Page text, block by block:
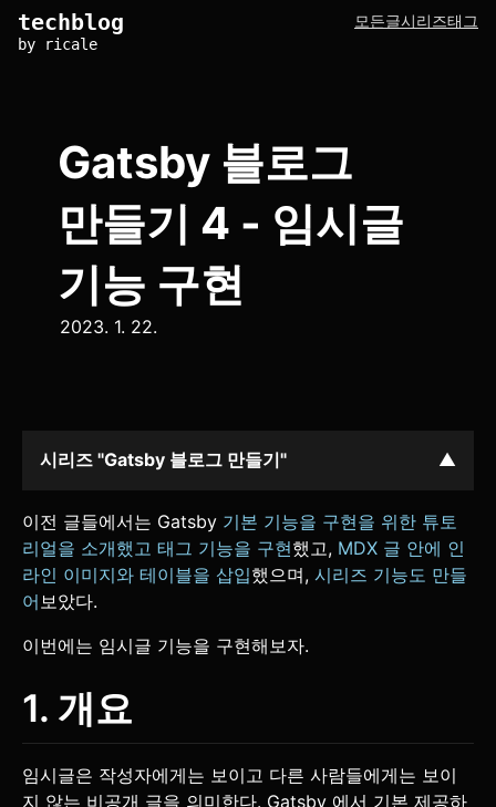
techblog
by ricale
모든글시리즈태그
Gatsby 블로그
만들기 4 - 임시글
기능 구현
2023. 1. 22.
시리즈 "Gatsby 블로그 만들기" ▲
이전 글들에서는 Gatsby 기본 기능을 구현을 위한 튜토
리얼을 소개했고 태그 기능을 구현했고, MDX 글 안에 인
라인 이미지와 테이블을 삽입했으며, 시리즈 기능도 만들
어보았다.
이번에는 임시글 기능을 구현해보자.
1. 개요
임시글은 작성자에게는 보이고 다른 사람들에게는 보이
지 않는 비공개 글을 의미한다. Gatsby 에서 기본 제공하